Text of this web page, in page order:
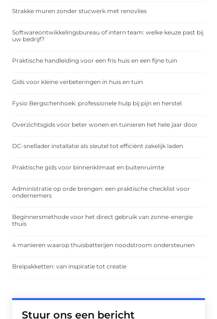
Strakke muren zonder stucwerk met renovlies
Softwareontwikkelingsbureau of intern team: welke keuze past bij
uw bedrijf?
Praktische handleiding voor een fris huis en een fijne tuin
Gids voor kleine verbeteringen in huis en tuin
Fysio Bergschenhoek: professionele hulp bij pijn en herstel
Overzichtsgids voor beter wonen en tuinieren het hele jaar door
DC-snellader installatie als sleutel tot efficiënt zakelijk laden
Praktische gids voor binnenklimaat en buitenruimte
Administratie op orde brengen: een praktische checklist voor
ondernemers
Beginnersmethode voor het direct gebruik van zonne-energie
thuis
4 manieren waarop thuisbatterijen noodstroom ondersteunen
Breipakketten: van inspiratie tot creatie
Stuur ons een bericht